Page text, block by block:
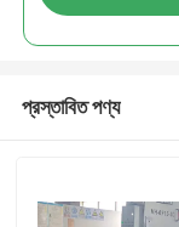
প্রস্তাবিত পণ্য